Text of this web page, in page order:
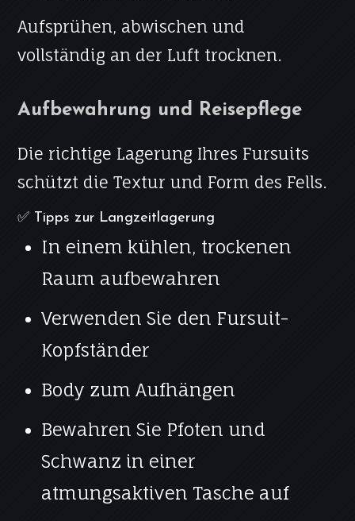
Aufsprühen, abwischen und
vollständig an der Luft trocknen.
Aufbewahrung und Reisepflege
Die richtige Lagerung Ihres Fursuits
schützt die Textur und Form des Fells.
✅ Tipps zur Langzeitlagerung
In einem kühlen, trockenen
Raum aufbewahren
Verwenden Sie den Fursuit-
Kopfständer
Body zum Aufhängen
Bewahren Sie Pfoten und
Schwanz in einer
atmungsaktiven Tasche auf